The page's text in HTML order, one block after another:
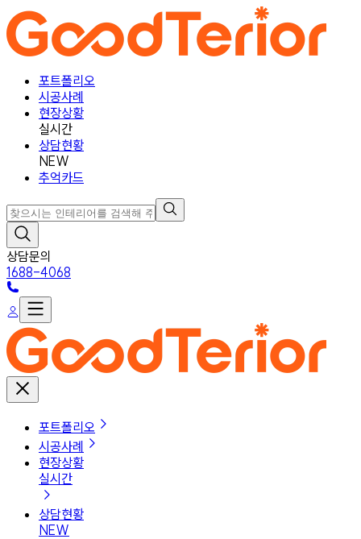
포트폴리오
시공사례
현장상황
실시간
상담현황
NEW
추억카드
상담문의
1688-4068
포트폴리오
시공사례
현장상황
실시간
상담현황
NEW